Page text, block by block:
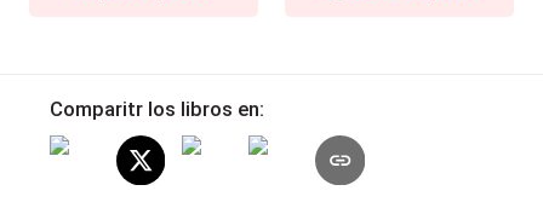
Comparitr los libros en: